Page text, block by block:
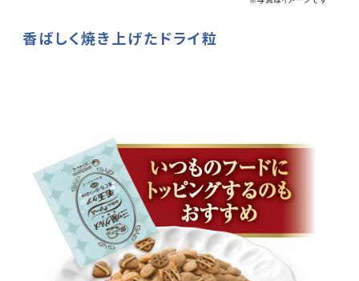
香ばしく焼き上げたドライ粒